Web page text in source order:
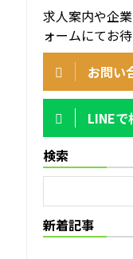
求人案内や企
ォームにてお
お問い
LINEで
検索
新着記事